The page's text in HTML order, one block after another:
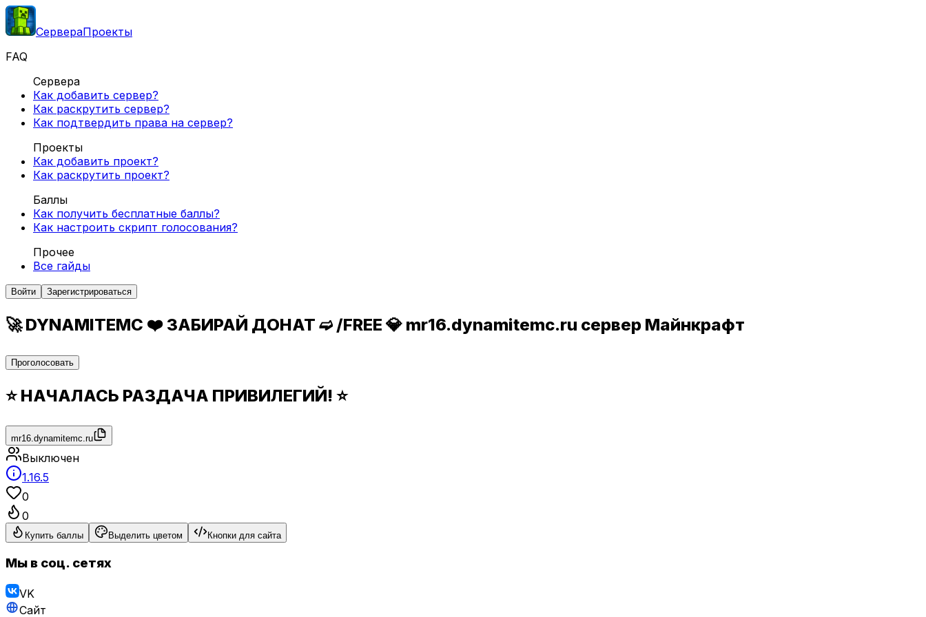
СервераПроекты
FAQ
Сервера
Как добавить сервер?
Как раскрутить сервер?
Как подтвердить права на сервер?
Проекты
Как добавить проект?
Как раскрутить проект?
Баллы
Как получить бесплатные баллы?
Как настроить скрипт голосования?
Прочее
Все гайды
Войти Зарегистрироваться
🚀 DYNAMITEMC ❤️ ЗАБИРАЙ ДОНАТ ➫ /FREE 💎 mr16.dynamitemc.ru сервер Майнкрафт
Проголосовать
⭐ НАЧАЛАСЬ РАЗДАЧА ПРИВИЛЕГИЙ! ⭐
mr16.dynamitemc.ru
Выключен
1.16.5
0
0
Купить баллы Выделить цветом Кнопки для сайта
Мы в соц. сетях
VK
Сайт